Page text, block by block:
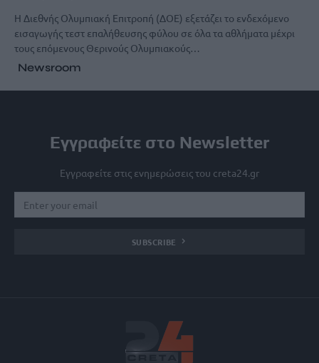
Η Διεθνής Ολυμπιακή Επιτροπή (ΔΟΕ) εξετάζει το ενδεχόμενο
εισαγωγής τεστ επαλήθευσης φύλου σε όλα τα αθλήματα μέχρι
τους επόμενους Θερινούς Ολυμπιακούς…
Newsroom
Εγγραφείτε στο Newsletter
Εγγραφείτε στις ενημερώσεις του creta24.gr
SUBSCRIBE